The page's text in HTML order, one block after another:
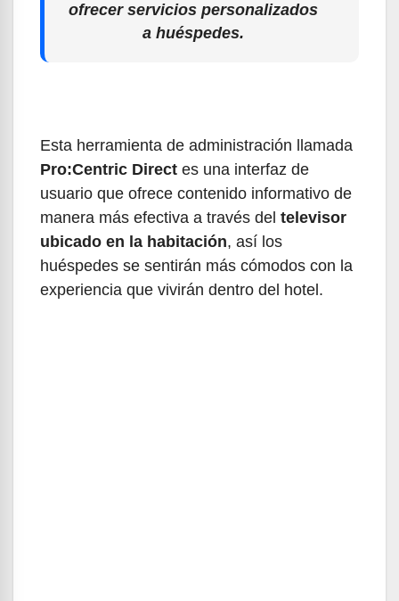
ofrecer servicios personalizados
a huéspedes.
Esta herramienta de administración llamada
Pro:Centric Direct es una interfaz de
usuario que ofrece contenido informativo de
manera más efectiva a través del televisor
ubicado en la habitación, así los
huéspedes se sentirán más cómodos con la
experiencia que vivirán dentro del hotel.